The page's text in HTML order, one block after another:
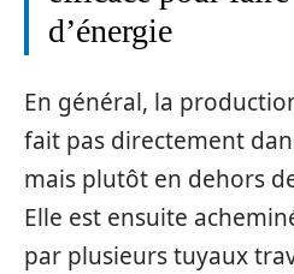
d’énergie
En général, la
fait pas directement
mais plutôt en dehors
Elle est ensuite
par plusieurs tuyaux